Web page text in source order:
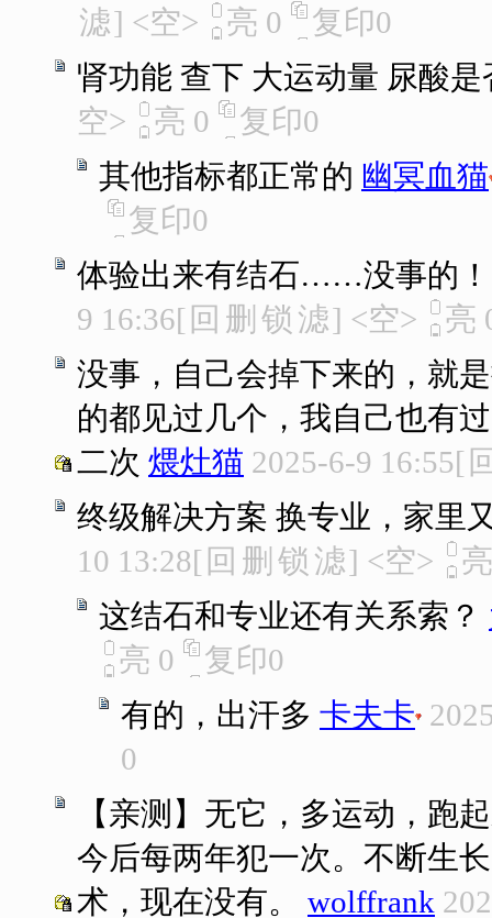
滤] <空> 亮 0 复印0
肾功能 查下 大运动量 尿酸是
空>
亮 0 复印0
其他指标都正常的 幽冥血猫
复印0
体验出来有结石……没事的！
9 16:36[ 回 删 锁 滤] <空> 亮
没事，自己会掉下来的，就
的都见过几个，我自己也有
二次 煨灶猫 2025-6-9 16:55[
终级解决方案 换专业，家里
10 13:28[ 回 删 锁 滤] <空>
这结石和专业还有关系索？
亮 0 复印0
有的，出汗多 卡夫卡
0
【亲测】无它，多运动，跑
今后每两年犯一次。不断生
术，现在没有。
wolffrank